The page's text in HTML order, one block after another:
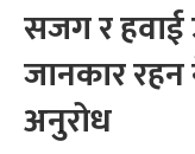
सजग र हवाई
जानकार
अनुरोध